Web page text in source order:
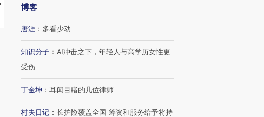
【推广】走进第四届链博
会，让数智科技“链”接产
博客
唐涯 ： 多看少动
知识分子 ： AI冲击之下，年轻人与高学历女性更
受伤
丁金坤 ： 耳闻目睹的几位律师
村夫日记 ： 长护险覆盖全国 筹资和服务给予将持